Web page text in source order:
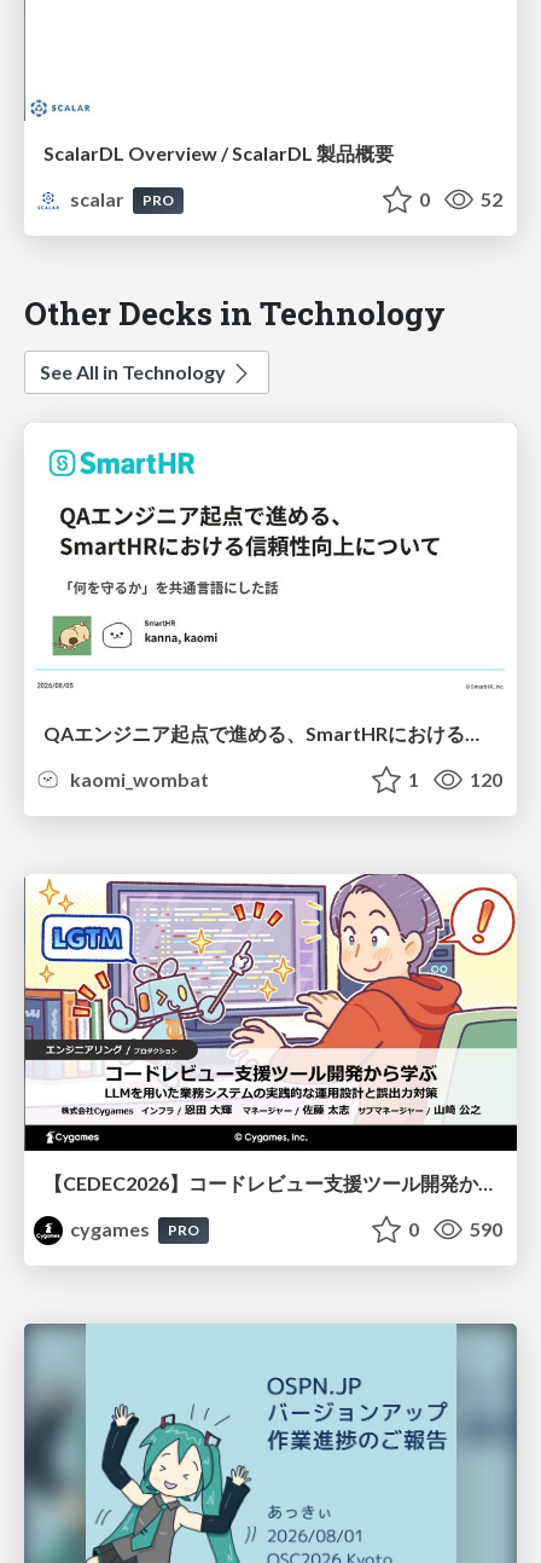
ScalarDL Overview / ScalarDL 製品概要
scalar
PRO 0 52
Other Decks in Technology
See All in Technology
kaomi_wombat
1 120
【CEDEC2026】コードレビュー支援ツール開発から学ぶ：LLMを用いた業務システムの実践的な運用設計と誤出力対策
cygames
PRO 0 590